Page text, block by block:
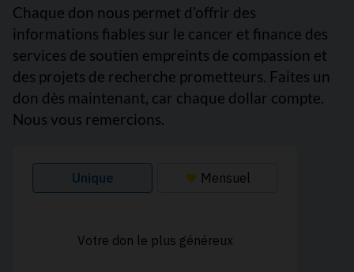
Chaque don nous permet d’offrir des
informations fiables sur le cancer et finance des
services de soutien empreints de compassion et
des projets de recherche prometteurs. Faites un
don dès maintenant, car chaque dollar compte.
Nous vous remercions.